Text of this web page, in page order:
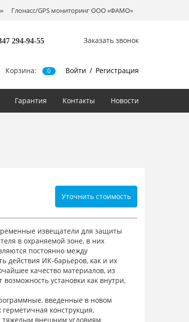
Глонасс/GPS мониторинг ООО «ФАМО»
294-94-55
Корзина: 0
Заказать звонок
Войти /Регистрация
Гарантия Контакты Новости
Уточнить стоимость
извещатели для защиты
в охраняемой зоне, в них
постоянно между
действия ИК-барьеров, как и их
качество материалов, из
установки как внутри,
введенные в новом
конструкция,
тяжелым внешним условиям.